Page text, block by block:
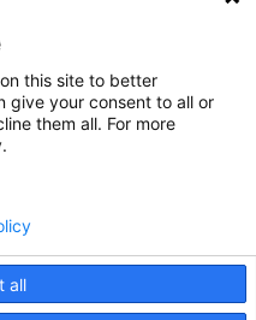
this site to better
give your consent to all or
them all. For more
all